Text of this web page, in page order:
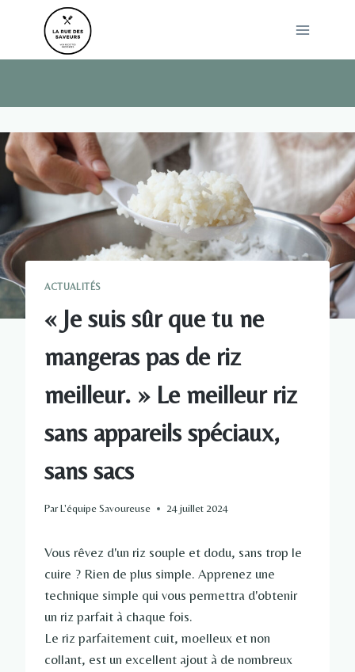
ACTUALITÉS
« Je suis sûr que tu ne
mangeras pas de riz
meilleur. » Le meilleur riz
sans appareils spéciaux,
sans sacs
ParL'équipe Savoureuse 24 juillet 2024
Vous rêvez d'un riz souple et dodu, sans trop le
cuire ? Rien de plus simple. Apprenez une
technique simple qui vous permettra d'obtenir
un riz parfait à chaque fois.
Le riz parfaitement cuit, moelleux et non
collant, est un excellent ajout à de nombreux